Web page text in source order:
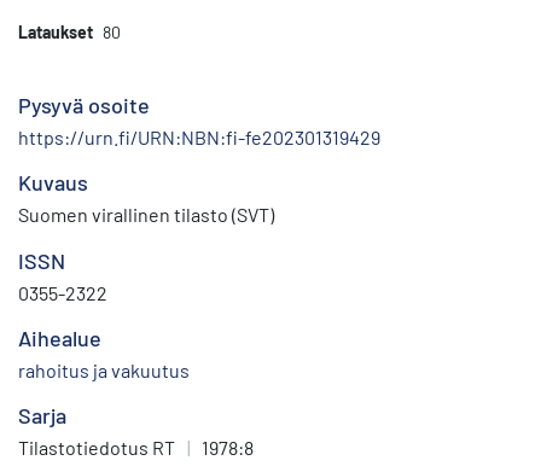
Lataukset 80
Pysyvä osoite
https://urn.fi/URN:NBN:fi-fe202301319429
Kuvaus
Suomen virallinen tilasto (SVT)
ISSN
0355-2322
Aihealue
rahoitus ja vakuutus
Sarja
Tilastotiedotus RT | 1978:8